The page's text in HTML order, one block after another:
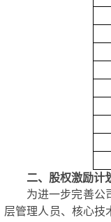
二、股权激励计
为进一步完善公
层管理人员、核心技